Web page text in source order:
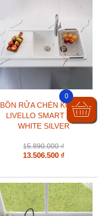
BỒN RỬA CHÉN KONOX
LIVELLO SMART 1160
WHITE SILVER
15.890.000₫
13.506.500 ₫
0